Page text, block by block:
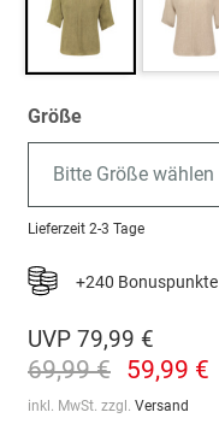
Größe
Bitte Größe wählen
Lieferzeit 2-3 Tage
+240 Bonuspunkte
UVP 79,99 €
69,99 € 59,99 €
inkl. MwSt. zzgl. Versand